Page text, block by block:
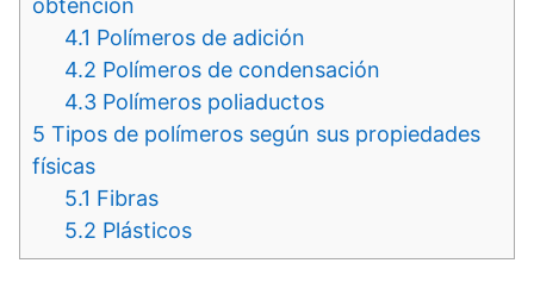
4.1 Polímeros de adición
4.2 Polímeros de condensación
4.3 Polímeros poliaductos
5 Tipos de polímeros según sus propiedades
físicas
5.1 Fibras
5.2 Plásticos